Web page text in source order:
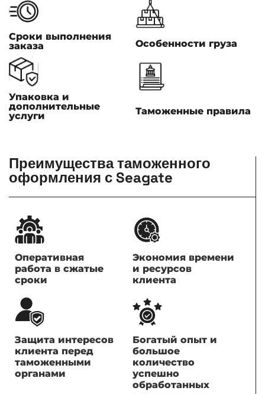
Сроки выполнения
заказа
Особенности груза
Упаковка и
дополнительные
услуги
Таможенные правила
Преимущества таможенного
оформления с Seagate
Оперативная
работа в сжатые
сроки
Экономия времени
и ресурсов
клиента
Защита интересов
клиента перед
таможенными
органами
Богатый опыт и
большое
количество
успешно
обработанных